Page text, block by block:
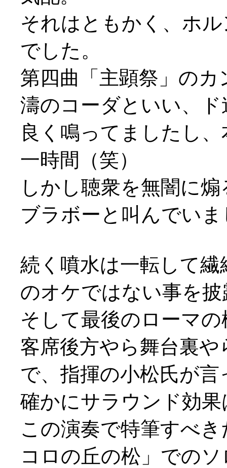
それはともかく、ホ
でした。
第四曲「主顕祭」の
濤のコーダといい、
良く鳴ってましたし
一時間（笑）
しかし聴衆を無闇に
ブラボーと叫んでい
続く噴水は一転して
のオケではない事を披
そして最後のローマの
客席後方やら舞台裏
で、指揮の小松氏が
確かにサラウンド効
この演奏で特筆すべ
コロの丘の松」での